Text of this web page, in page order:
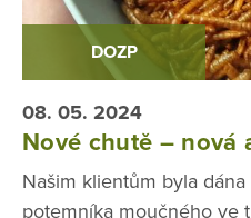
DOZP
08. 05. 2024
Nové chutě – nová
Našim klientům byla
potemníka moučného ve